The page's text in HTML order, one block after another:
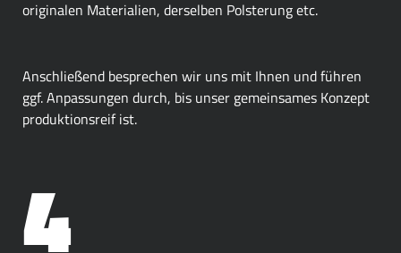
originalen Materialien, derselben Polsterung etc.
Anschließend besprechen wir uns mit Ihnen und führen
ggf. Anpassungen durch, bis unser gemeinsames Konzept
produktionsreif ist.